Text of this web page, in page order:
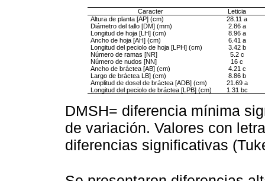
Caracter
Leticia
Altura de planta [AP] (cm)
28.11 a
Diámetro del tallo [DM] (mm)
2.86 a
Longitud de hoja [LH] (cm)
8.96 a
Ancho de hoja [AH] (cm)
6.41 a
Longitud del peciolo de hoja [LPH] (cm)
3.42 b
Número de ramas [NR]
5.2 c
Número de nudos [NN]
16 c
Ancho de bráctea [AB] (cm)
4.21 c
Largo de bráctea LB] (cm)
8.86 b
Amplitud de dosel de bráctea [ADB] (cm)
21.69 a
Longitud del peciolo de bráctea [LPB] (cm)
1.31 bc
DMSH= diferencia mínima
de variación. Valores con
diferencias significativas